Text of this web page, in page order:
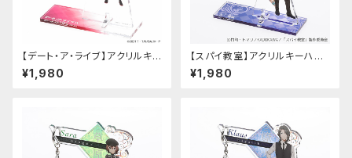
【デート・ア・ライブ】アクリルキ
ーハンガー（五河琴里）
¥1,980
【スパイ教室】アクリルキーハン
ガー（ジビア）
¥1,980